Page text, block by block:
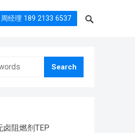
周经理 189 2133 6537
Search
卤阻燃剂TEP